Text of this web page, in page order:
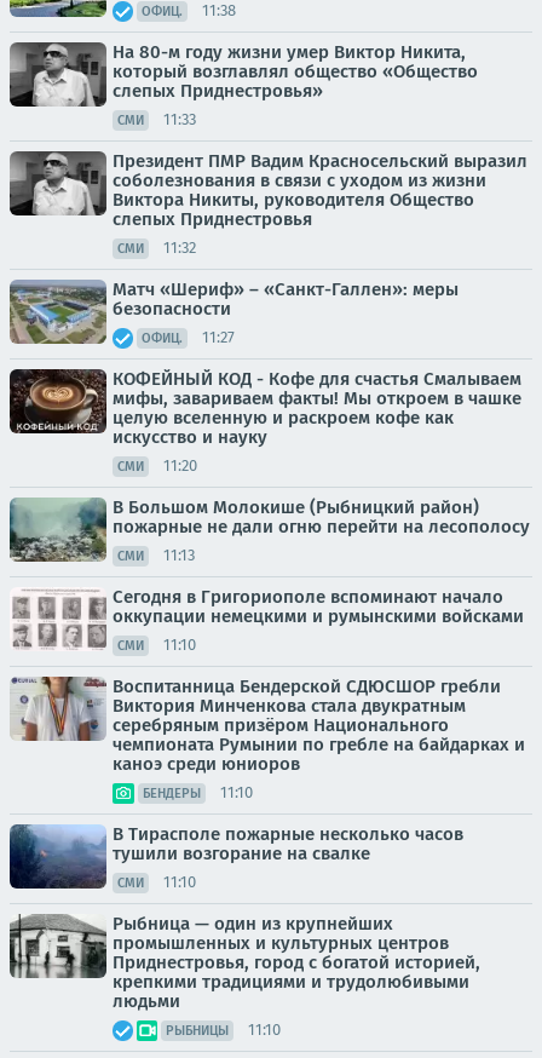
ОФИЦ. 11:38
На 80-м году жизни умер Виктор Никита,
который возглавлял общество «Общество
слепых Приднестровья»
СМИ 11:33
Президент ПМР Вадим Красносельский выразил
соболезнования в связи с уходом из жизни
Виктора Никиты, руководителя Общество
слепых Приднестровья
СМИ 11:32
Матч «Шериф» – «Санкт-Галлен»: меры
безопасности
ОФИЦ. 11:27
КОФЕЙНЫЙ КОД - Кофе для счастья Смалываем
мифы, завариваем факты! Мы откроем в чашке
целую вселенную и раскроем кофе как
искусство и науку
СМИ 11:20
В Большом Молокише (Рыбницкий район)
пожарные не дали огню перейти на лесополосу
СМИ 11:13
Сегодня в Григориополе вспоминают начало
оккупации немецкими и румынскими войсками
СМИ 11:10
Воспитанница Бендерской СДЮСШОР гребли
Виктория Минченкова стала двукратным
серебряным призёром Национального
чемпионата Румынии по гребле на байдарках и
каноэ среди юниоров
БЕНДЕРЫ 11:10
В Тирасполе пожарные несколько часов
тушили возгорание на свалке
СМИ 11:10
Рыбница — один из крупнейших
промышленных и культурных центров
Приднестровья, город с богатой историей,
крепкими традициями и трудолюбивыми
людьми
РЫБНИЦЫ 11:10